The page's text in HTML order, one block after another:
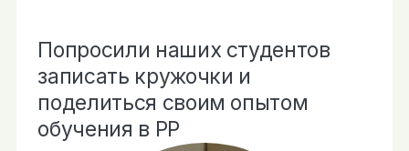
Попросили наших студентов
записать кружочки и
поделиться своим опытом
обучения в РР